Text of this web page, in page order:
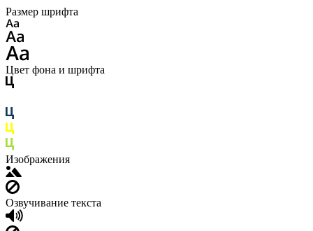
Размер шрифта
Цвет фона и шрифта
Изображения
Озвучивание текста